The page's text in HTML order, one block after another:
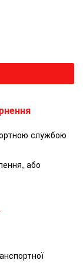
службою
або